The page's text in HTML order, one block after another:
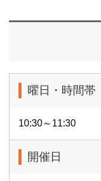
曜日・時間帯
10:30～11:30
開催日